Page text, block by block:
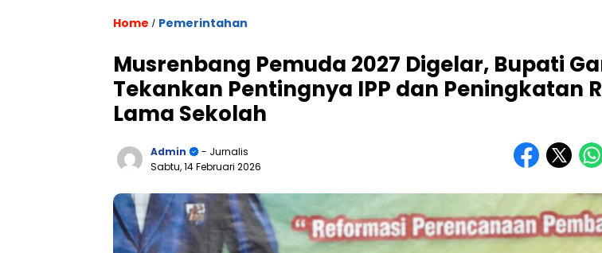
Home / Pemerintahan
Musrenbang Pemuda 2027 Digelar, Bupati
Tekankan Pentingnya IPP dan Peningkatan
Lama Sekolah
Admin
- Jurnalis
Sabtu, 14 Februari 2026